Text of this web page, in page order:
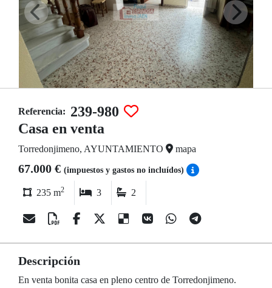
Referencia: 239-980
Casa en venta
Torredonjimeno, AYUNTAMIENTO mapa
67.000 € (impuestos y gastos no incluídos)
235 m2 3 2
Descripción
En venta bonita casa en pleno centro de Torredonjimeno.